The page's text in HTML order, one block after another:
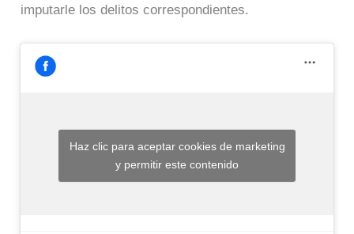
imputarle los delitos correspondientes.
Haz clic para aceptar cookies de marketing
y permitir este contenido